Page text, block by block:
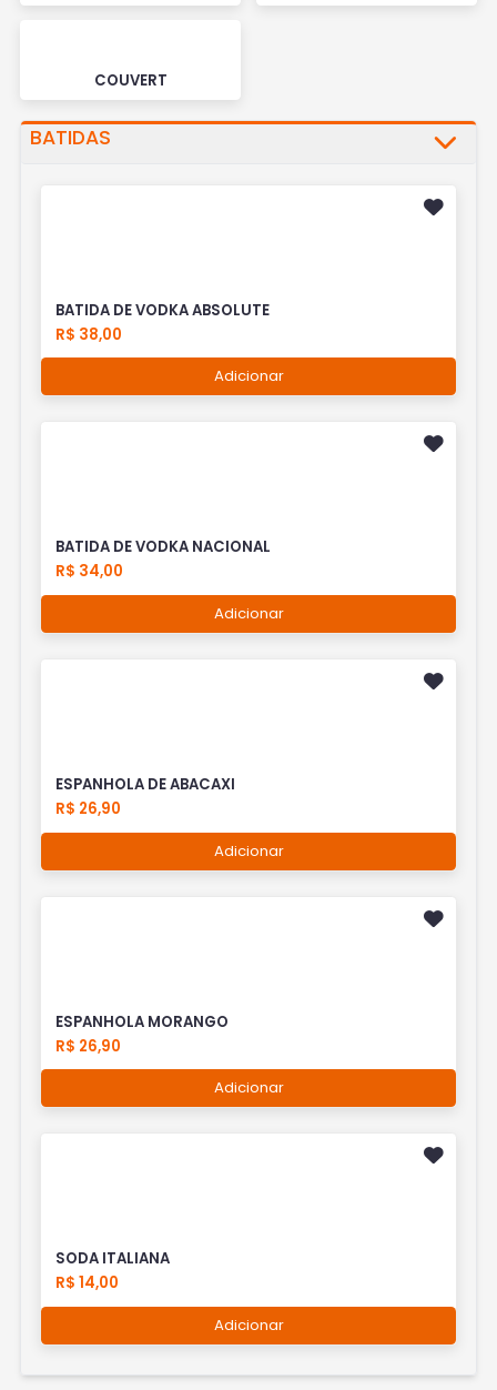
COUVERT
BATIDAS
BATIDA DE VODKA ABSOLUTE
R$ 38,00
Adicionar
BATIDA DE VODKA NACIONAL
R$ 34,00
Adicionar
ESPANHOLA DE ABACAXI
R$ 26,90
Adicionar
ESPANHOLA MORANGO
R$ 26,90
Adicionar
SODA ITALIANA
R$ 14,00
Adicionar